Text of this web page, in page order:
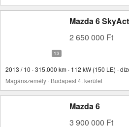
Mazda 6
2 650 000 Ft
2013 / 10 · 315.000 km · 112 kW (150 LE) ·
Magánszemély · Budapest 4. kerület
Mazda 6
3 900 000 Ft